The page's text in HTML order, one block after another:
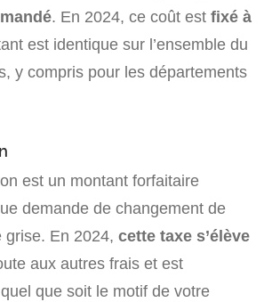
. En 2024, ce coût est fixé à
est identique sur l’ensemble du
y compris pour les départements
est un montant forfaitaire
demande de changement de
grise. En 2024, cette taxe s’élève
aux autres frais et est
que soit le motif de votre